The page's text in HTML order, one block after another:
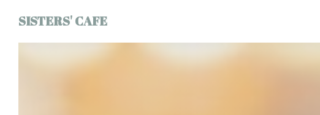
SISTERS' CAFE